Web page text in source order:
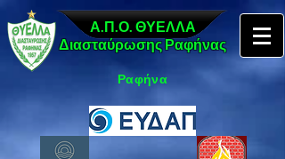
Α.Π.Ο. ΘΥΕΛΛΑ
Διασταύρωσης Ραφήνας
Ραφήνα